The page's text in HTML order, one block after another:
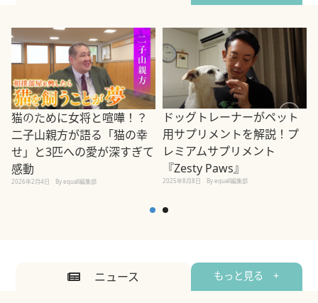
猫のために女将と喧嘩！？
二子山親方が語る「猫の幸
せ」と3匹への愛が深すぎて
感動
2026年2月4日 By equall編集部
ドッグトレーナーがペット
用サプリメントを解説！プ
レミアムサプリメント
『Zesty Paws』
2025年8月8日 By equall編集部
ニュース もっと見る +